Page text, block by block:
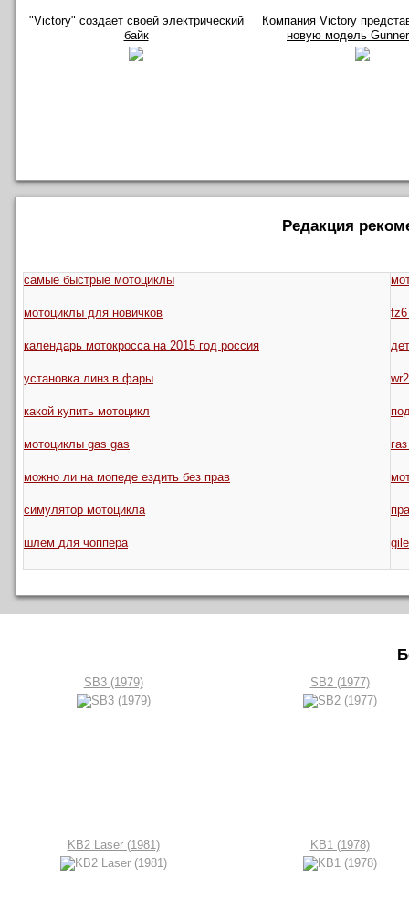
"Victory" создает своей электрический
байк
Компания Victory
новую модель
Редакция
самые быстрые мотоциклы
мотоциклы для новичков
календарь мотокросса на 2015 год россия
установка линз в фары
какой купить мотоцикл
мотоциклы gas gas
можно ли на мопеде ездить без прав
симулятор мотоцикла
шлем для чоппера
SB3 (1979) SB2 (1977)
KB2 Laser (1981) KB1 (1978)